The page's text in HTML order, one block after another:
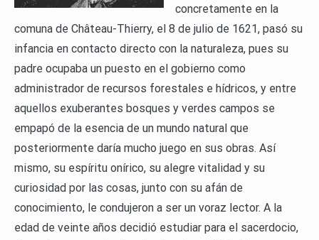
concretamente en la
comuna de Château-Thierry, el 8 de julio de 1621, pasó su
infancia en contacto directo con la naturaleza, pues su
padre ocupaba un puesto en el gobierno como
administrador de recursos forestales e hídricos, y entre
aquellos exuberantes bosques y verdes campos se
empapó de la esencia de un mundo natural que
posteriormente daría mucho juego en sus obras. Así
mismo, su espíritu onírico, su alegre vitalidad y su
curiosidad por las cosas, junto con su afán de
conocimiento, le condujeron a ser un voraz lector. A la
edad de veinte años decidió estudiar para el sacerdocio,